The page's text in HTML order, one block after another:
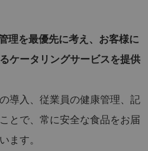
理を最優先に考え、お客様に
ケータリングサービスを提供
導入、従業員の健康管理、記
とで、常に安全な食品をお届
ます。